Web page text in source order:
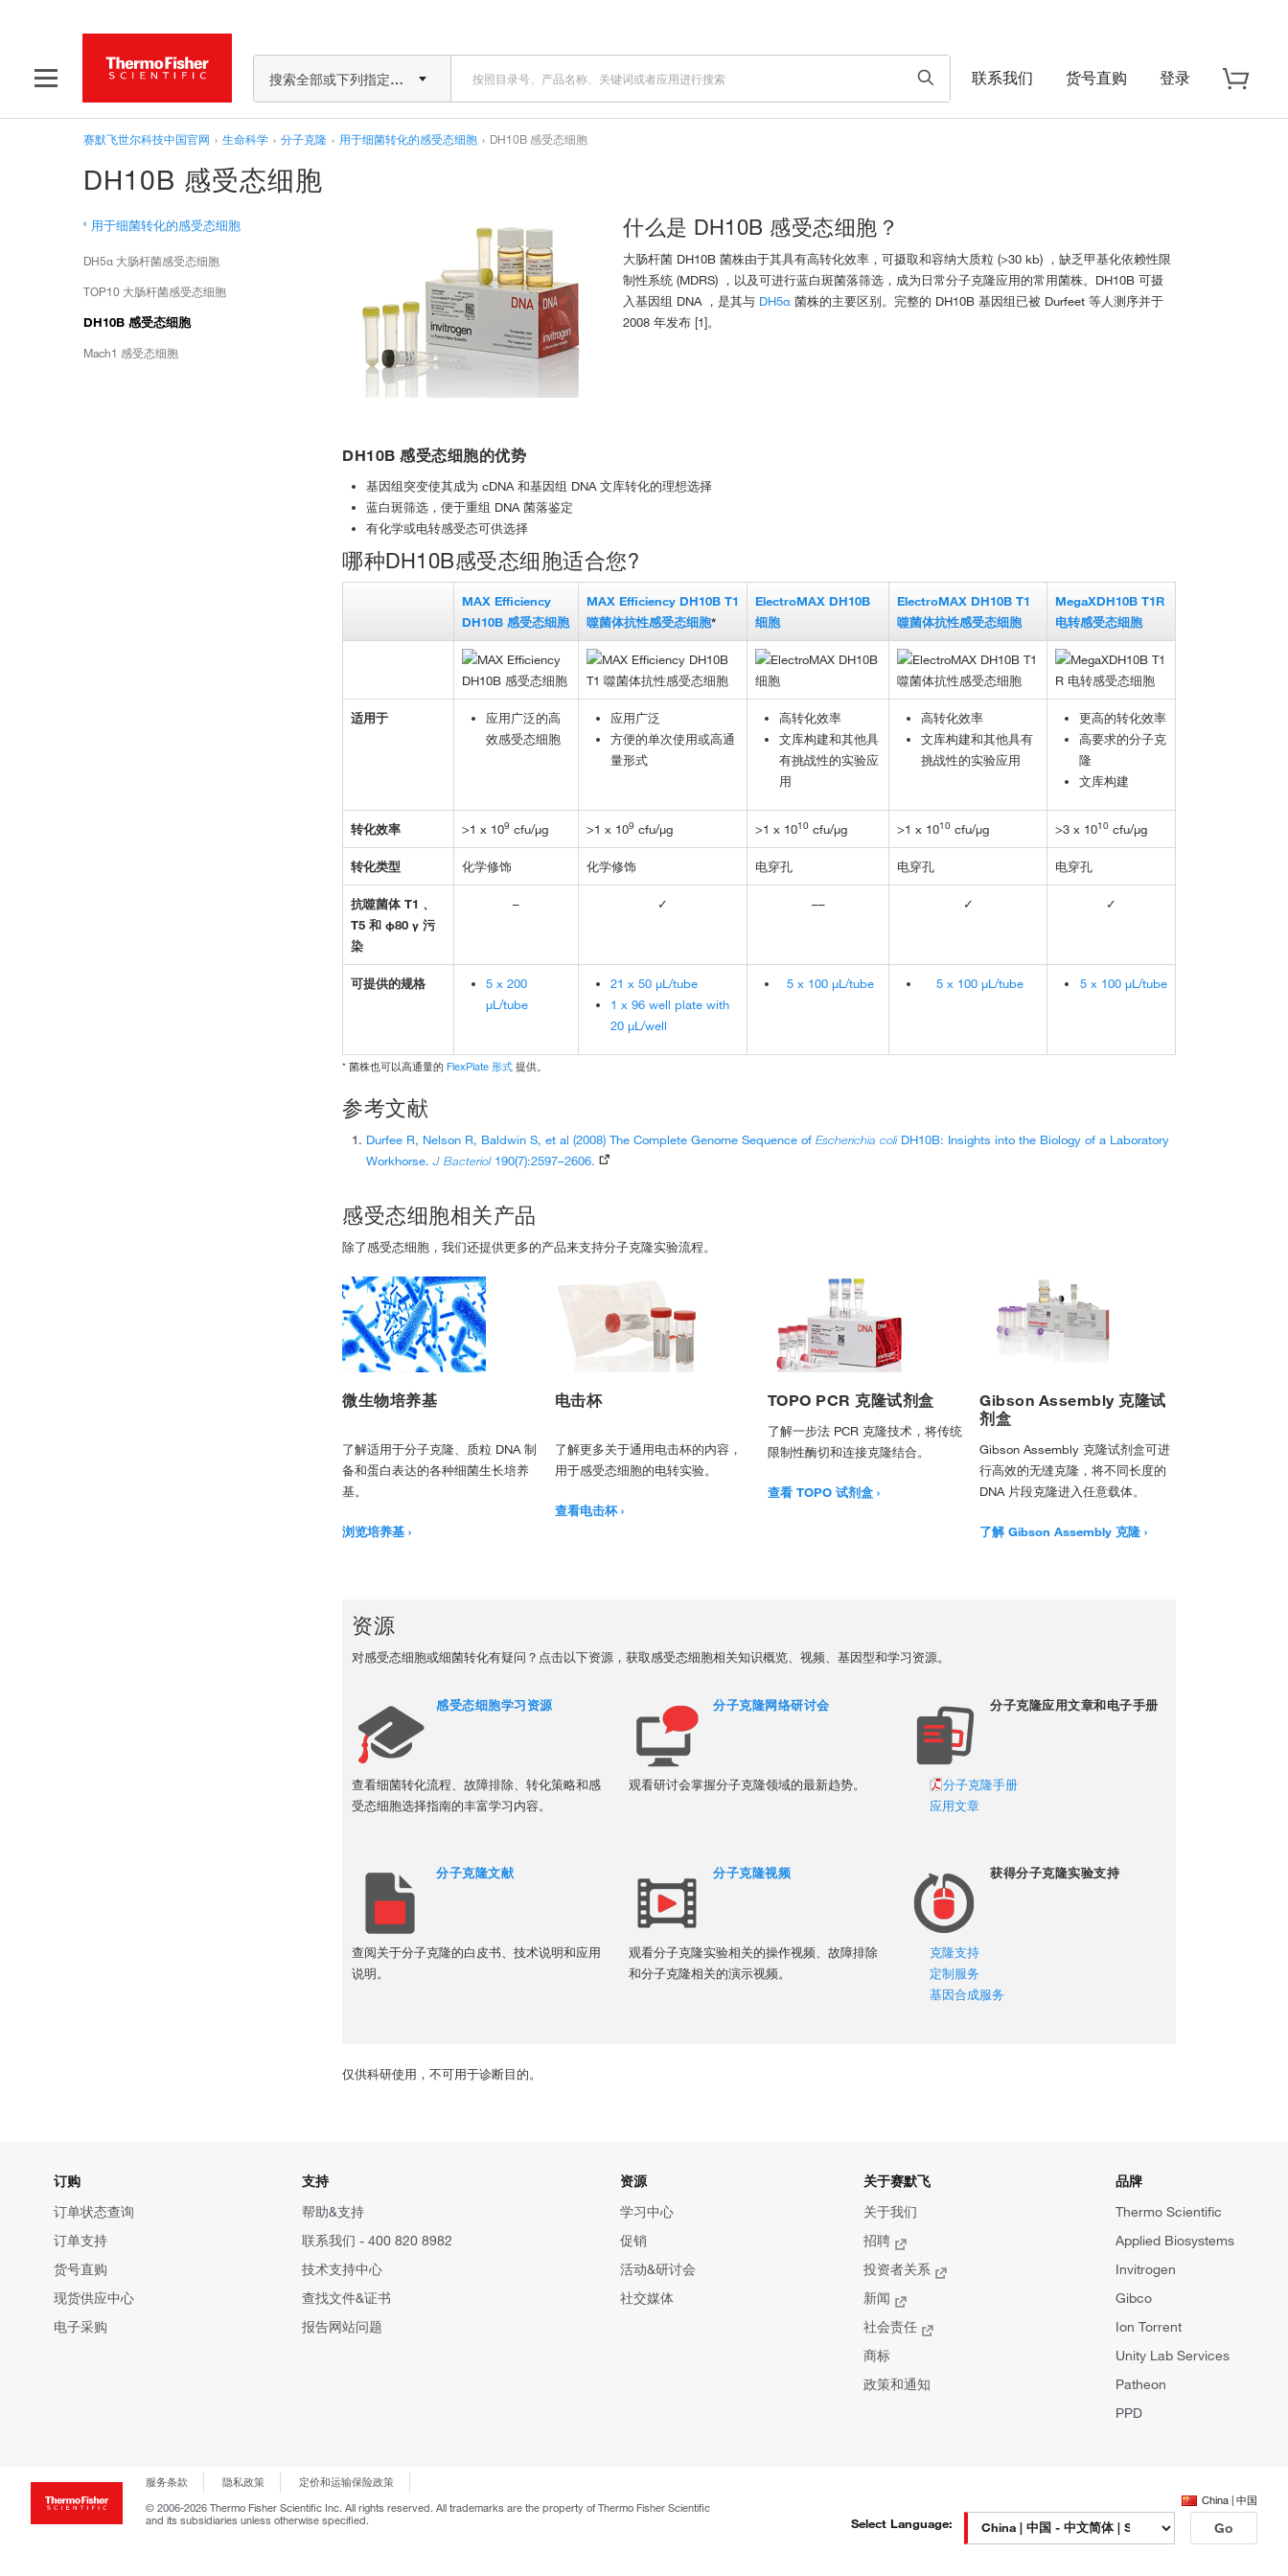
搜索全部或下列指定分类 联系我们 货号直购 登录
赛默飞世尔科技中国官网 › 生命科学 › 分子克隆 › 用于细菌转化的感受态细胞 › DH10B 感受态细胞
DH10B 感受态细胞
‹ 用于细菌转化的感受态细胞
DH5α 大肠杆菌感受态细胞
TOP10 大肠杆菌感受态细胞
DH10B 感受态细胞
Mach1 感受态细胞
什么是 DH10B 感受态细胞？
大肠杆菌 DH10B 菌株由于其具有高转化效率，可摄取和容纳大质粒 (>30 kb) ，缺乏甲基化依赖性限
制性系统 (MDRS) ，以及可进行蓝白斑菌落筛选，成为日常分子克隆应用的常用菌株。DH10B 可摄
入基因组 DNA ，是其与 DH5α 菌株的主要区别。完整的 DH10B 基因组已被 Durfeet 等人测序并于
2008 年发布 [1]。
DH10B 感受态细胞的优势
基因组突变使其成为 cDNA 和基因组 DNA 文库转化的理想选择
蓝白斑筛选，便于重组 DNA 菌落鉴定
有化学或电转感受态可供选择
哪种DH10B感受态细胞适合您?
MAX Efficiency
DH10B 感受态细胞
MAX Efficiency DH10B T1
噬菌体抗性感受态细胞*
ElectroMAX DH10B
细胞
ElectroMAX DH10B T1
噬菌体抗性感受态细胞
MegaXDH10B T1R
电转感受态细胞
适用于
应用广泛的高
效感受态细胞
应用广泛
方便的单次使用或高通
量形式
高转化效率
文库构建和其他具
有挑战性的实验应
用
高转化效率
文库构建和其他具有
挑战性的实验应用
更高的转化效率
高要求的分子克
隆
文库构建
转化效率 >1 x 109 cfu/µg >1 x 109 cfu/µg >1 x 1010 cfu/µg >1 x 1010 cfu/µg >3 x 1010 cfu/µg
转化类型 化学修饰 化学修饰 电穿孔 电穿孔 电穿孔
抗噬菌体 T1 、
T5 和 φ80 γ 污
染
– ✓ –– ✓ ✓
可提供的规格
5 x 200
µL/tube
21 x 50 µL/tube
1 x 96 well plate with
20 µL/well
5 x 100 µL/tube 5 x 100 µL/tube 5 x 100 µL/tube
* 菌株也可以高通量的 FlexPlate 形式 提供。
参考文献
Durfee R, Nelson R, Baldwin S, et al (2008) The Complete Genome Sequence of Escherichia coliDH10B: Insights into the Biology of a Laboratory
Workhorse.J Bacteriol190(7):2597–2606.
感受态细胞相关产品
除了感受态细胞，我们还提供更多的产品来支持分子克隆实验流程。
微生物培养基
了解适用于分子克隆、质粒 DNA 制
备和蛋白表达的各种细菌生长培养
基。
浏览培养基
电击杯
了解更多关于通用电击杯的内容，
用于感受态细胞的电转实验。
查看电击杯
TOPO PCR 克隆试剂盒
了解一步法 PCR 克隆技术，将传统
限制性酶切和连接克隆结合。
查看 TOPO 试剂盒
Gibson Assembly 克隆试
剂盒
Gibson Assembly 克隆试剂盒可进
行高效的无缝克隆，将不同长度的
DNA 片段克隆进入任意载体。
了解 Gibson Assembly 克隆
资源
对感受态细胞或细菌转化有疑问？点击以下资源，获取感受态细胞相关知识概览、视频、基因型和学习资源。
感受态细胞学习资源
查看细菌转化流程、故障排除、转化策略和感
受态细胞选择指南的丰富学习内容。
分子克隆网络研讨会
观看研讨会掌握分子克隆领域的最新趋势。
分子克隆应用文章和电子手册
分子克隆手册
应用文章
分子克隆文献
查阅关于分子克隆的白皮书、技术说明和应用
说明。
分子克隆视频
观看分子克隆实验相关的操作视频、故障排除
和分子克隆相关的演示视频。
获得分子克隆实验支持
克隆支持
定制服务
基因合成服务
仅供科研使用，不可用于诊断目的。
订购
订单状态查询
订单支持
货号直购
现货供应中心
电子采购
支持
帮助&支持
联系我们 - 400 820 8982
技术支持中心
查找文件&证书
报告网站问题
资源
学习中心
促销
活动&研讨会
社交媒体
关于赛默飞
关于我们
招聘
投资者关系
新闻
社会责任
商标
政策和通知
品牌
Thermo Scientific
Applied Biosystems
Invitrogen
Gibco
Ion Torrent
Unity Lab Services
Patheon
PPD
服务条款 隐私政策
定价和运输保险政策
© 2006-2026 Thermo Fisher Scientific Inc. All rights reserved. All trademarks are the property of Thermo Fisher Scientific
and its subsidiaries unless otherwise specified.
China | 中国
Select Language: Go